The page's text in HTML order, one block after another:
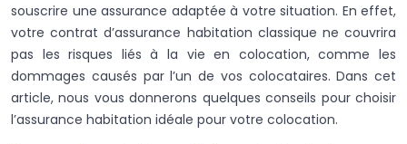
souscrire une assurance adaptée à votre situation. En effet,
votre contrat d’assurance habitation classique ne couvrira
pas les risques liés à la vie en colocation, comme les
dommages causés par l’un de vos colocataires. Dans cet
article, nous vous donnerons quelques conseils pour choisir
l’assurance habitation idéale pour votre colocation.